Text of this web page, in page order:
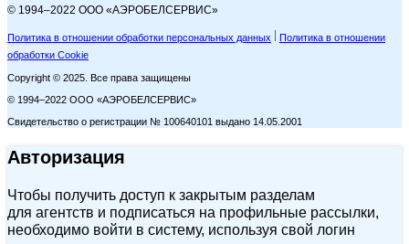
© 1994–2022 ООО «АЭРОБЕЛСЕРВИС»
Политика в отношении обработки персональных данных
Политика в отношении
обработки Cookie
Copyright © 2025. Все права защищены
© 1994–2022 ООО «АЭРОБЕЛСЕРВИС»
Свидетельство о регистрации № 100640101 выдано 14.05.2001
Авторизация
Чтобы получить доступ к закрытым разделам
для агентств и подписаться на профильные рассылки,
необходимо войти в систему, используя свой логин